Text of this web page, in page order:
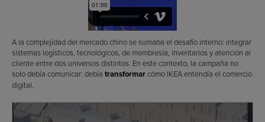
A la complejidad del mercado chino se sumaba el desafío interno: integrar
sistemas logísticos, tecnológicos, de membresía, inventarios y atención al
cliente entre dos universos distintos. En este contexto, la campaña no
solo debía comunicar: debía transformarcómo IKEA entendía el comercio
digital.